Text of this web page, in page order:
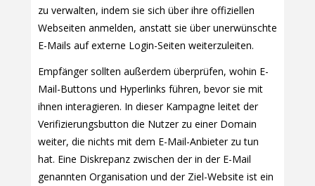
zu verwalten, indem sie sich über ihre offiziellen
Webseiten anmelden, anstatt sie über unerwünschte
E-Mails auf externe Login-Seiten weiterzuleiten.
Empfänger sollten außerdem überprüfen, wohin E-
Mail-Buttons und Hyperlinks führen, bevor sie mit
ihnen interagieren. In dieser Kampagne leitet der
Verifizierungsbutton die Nutzer zu einer Domain
weiter, die nichts mit dem E-Mail-Anbieter zu tun
hat. Eine Diskrepanz zwischen der in der E-Mail
genannten Organisation und der Ziel-Website ist ein